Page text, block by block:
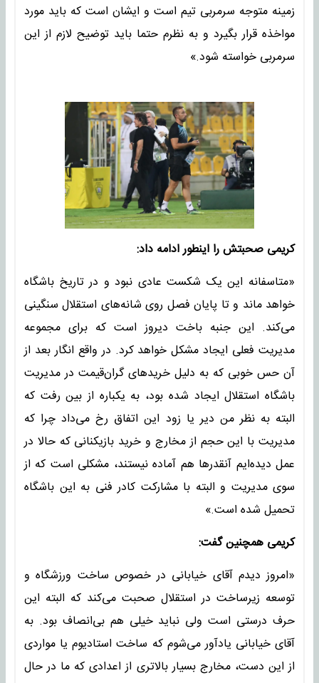
زمینه متوجه سرمربی تیم است و ایشان است که باید مورد
مواخذه قرار بگیرد و به نظرم حتما باید توضیح لازم از این
سرمربی خواسته شود.»
کریمی صحبتش را اینطور ادامه داد:
«متاسفانه این یک شکست عادی نبود و در تاریخ باشگاه
خواهد ماند و تا پایان فصل روی شانه‌های استقلال سنگینی
می‌کند. این جنبه باخت دیروز است که برای مجموعه
مدیریت فعلی ایجاد مشکل خواهد کرد. در واقع انگار بعد از
آن حس خوبی که به دلیل خریدهای گران‌قیمت در مدیریت
باشگاه استقلال ایجاد شده بود، به یکباره از بین رفت که
البته به نظر من دیر یا زود این اتفاق رخ می‌داد چرا که
مدیریت با این حجم از مخارج و خرید بازیکنانی که حالا در
عمل دیده‌ایم آنقدرها هم آماده نیستند، مشکلی است که از
سوی مدیریت و البته با مشارکت کادر فنی به این باشگاه
تحمیل شده است.»
کریمی همچنین گفت:
«امروز دیدم آقای خیابانی در خصوص ساخت ورزشگاه و
توسعه زیرساخت در استقلال صحبت می‌کند که البته این
حرف درستی است ولی نباید خیلی هم بی‌انصاف بود. به
آقای خیابانی یادآور می‌شوم که ساخت استادیوم یا مواردی
از این دست، مخارج بسیار بالاتری از اعدادی که ما در حال